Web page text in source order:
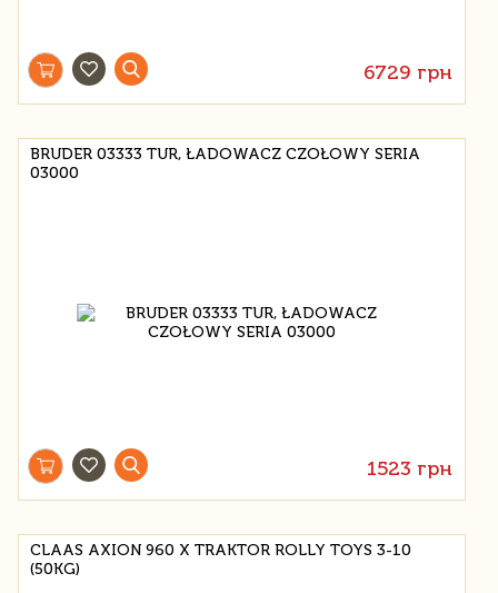
6729 грн
BRUDER 03333 TUR, ŁADOWACZ CZOŁOWY SERIA
03000
1523 грн
CLAAS AXION 960 X TRAKTOR ROLLY TOYS 3-10
(50KG)